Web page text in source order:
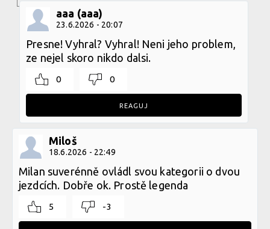
aaa (aaa)
23.6.2026 - 20:07
Presne! Vyhral? Vyhral! Neni jeho problem,
ze nejel skoro nikdo dalsi.
0 0
REAGUJ
Miloš
18.6.2026 - 22:49
Milan suverénně ovládl svou kategorii o dvou
jezdcích. Dobře ok. Prostě legenda
5 -3